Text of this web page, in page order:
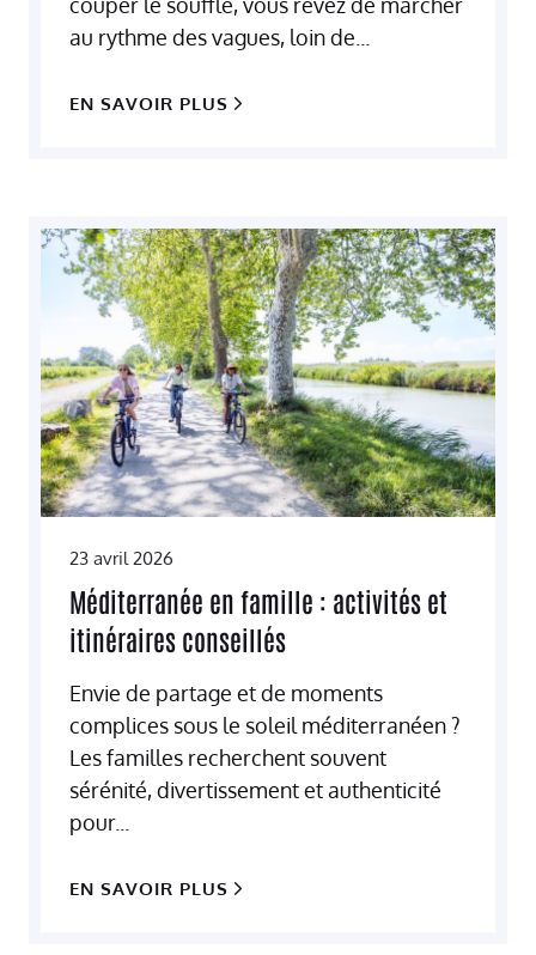
au rythme des vagues, loin de...
EN SAVOIR PLUS
23 avril 2026
Méditerranée en famille : activités et
itinéraires conseillés
Envie de partage et de moments
complices sous le soleil méditerranéen ?
Les familles recherchent souvent
sérénité, divertissement et authenticité
pour...
EN SAVOIR PLUS